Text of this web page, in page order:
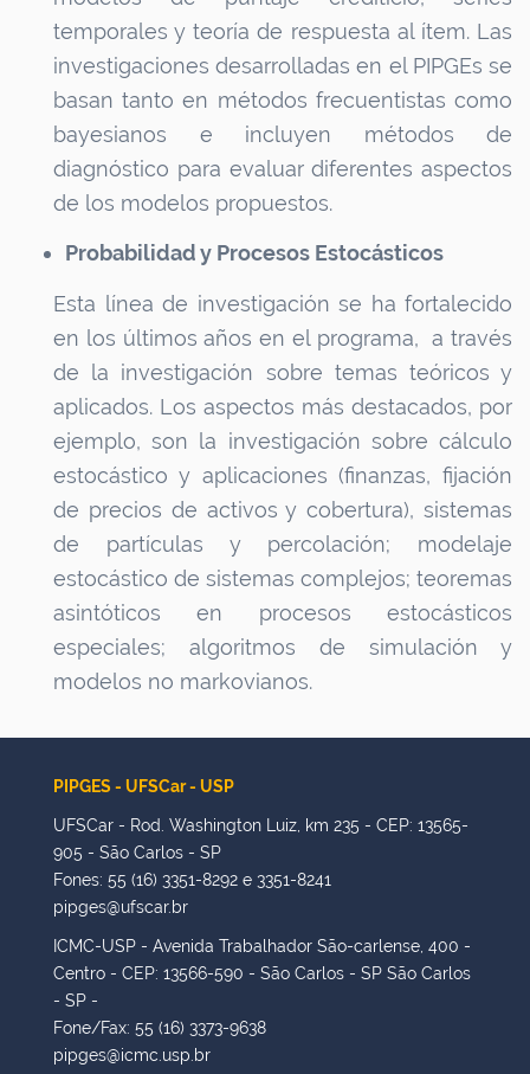
temporales y teoría de respuesta al ítem. Las
investigaciones desarrolladas en el PIPGEs se
basan tanto en métodos frecuentistas como
bayesianos e incluyen métodos de
diagnóstico para evaluar diferentes aspectos
de los modelos propuestos.
Probabilidad y Procesos Estocásticos
Esta línea de investigación se ha fortalecido
en los últimos años en el programa, a través
de la investigación sobre temas teóricos y
aplicados. Los aspectos más destacados, por
ejemplo, son la investigación sobre cálculo
estocástico y aplicaciones (finanzas, fijación
de precios de activos y cobertura), sistemas
de partículas y percolación; modelaje
estocástico de sistemas complejos; teoremas
asintóticos en procesos estocásticos
especiales; algoritmos de simulación y
modelos no markovianos.
PIPGES - UFSCar - USP
UFSCar - Rod. Washington Luiz, km 235 - CEP: 13565-
905 - São Carlos - SP
Fones: 55 (16) 3351-8292 e 3351-8241
pipges@ufscar.br
ICMC-USP - Avenida Trabalhador São-carlense, 400 -
Centro - CEP: 13566-590 - São Carlos - SP São Carlos
- SP -
Fone/Fax: 55 (16) 3373-9638
pipges@icmc.usp.br